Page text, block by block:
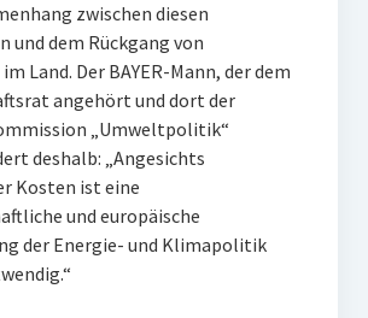
zwischen diesen
und dem Rückgang von
Land. Der BAYER-Mann, der dem
angehört und dort der
„Umweltpolitik“
deshalb: „Angesichts
Kosten ist eine
und europäische
der Energie- und Klimapolitik